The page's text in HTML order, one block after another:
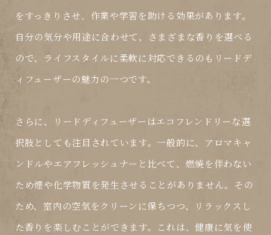
をすっきりさせ、作業や学習を助ける効果があります。
自分の気分や用途に合わせて、さまざまな香りを選べる
ので、ライフスタイルに柔軟に対応できるのもリードデ
ィフューザーの魅力の一つです。
さらに、リードディフューザーはエコフレンドリーな選
択肢としても注目されています。一般的に、アロマキャ
ンドルやエアフレッシュナーと比べて、燃焼を伴わない
ため煙や化学物質を発生させることがありません。その
ため、室内の空気をクリーンに保ちつつ、リラックスし
た香りを楽しむことができます。これは、健康に気を使